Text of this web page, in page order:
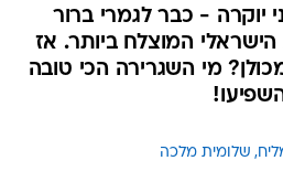
- כבר לגמרי ברור
הישראלי המוצלח ביותר. אז
מי השגרירה הכי טובה
שלומית מלכה